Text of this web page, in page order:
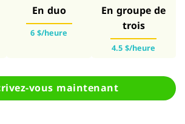
En duo
6 $/heure
En groupe de
trois
4.5 $/heure
vous maintenant